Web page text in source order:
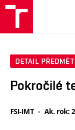
DETAIL
Pokročilé
FSI-IMT Ak. rok: